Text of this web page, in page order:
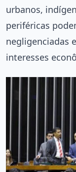
urbanos,
periféricas
negligenciadas
interesses